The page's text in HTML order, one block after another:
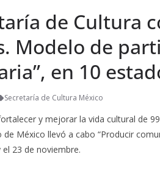
de Cultura
Modelo de
en 10
Secretaría de Cultura México
y mejorar la vida cultural de
de México llevó a cabo “Producir
23 de noviembre.